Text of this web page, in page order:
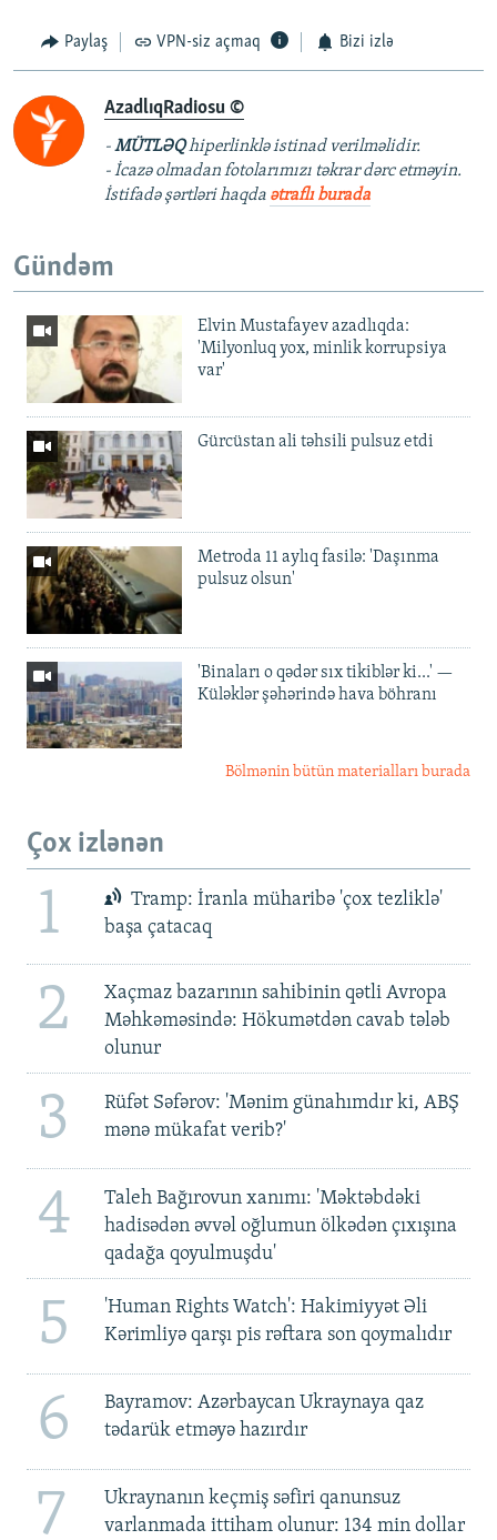
Paylaş VPN-siz açmaq Bizi izlə
AzadlıqRadiosu ©
-MÜTLƏQhiperlinklə istinad verilməlidir.
- İcazə olmadan fotolarımızı təkrar dərc etməyin.
İstifadə şərtləri haqda ətraflı burada
Gündəm
Elvin Mustafayev azadlıqda:
'Milyonluq yox, minlik korrupsiya
var'
Gürcüstan ali təhsili pulsuz etdi
Metroda 11 aylıq fasilə: 'Daşınma
pulsuz olsun'
'Binaları o qədər sıx tikiblər ki...' —
Küləklər şəhərində hava böhranı
Bölmənin bütün materialları burada
Çox izlənən
1
Tramp: İranla müharibə 'çox tezliklə'
başa çatacaq
2
Xaçmaz bazarının sahibinin qətli Avropa
Məhkəməsində: Hökumətdən cavab tələb
olunur
3
Rüfət Səfərov: 'Mənim günahımdır ki, ABŞ
mənə mükafat verib?'
4
Taleh Bağırovun xanımı: 'Məktəbdəki
hadisədən əvvəl oğlumun ölkədən çıxışına
qadağa qoyulmuşdu'
5
'Human Rights Watch': Hakimiyyət Əli
Kərimliyə qarşı pis rəftara son qoymalıdır
6
Bayramov: Azərbaycan Ukraynaya qaz
tədarük etməyə hazırdır
7
Ukraynanın keçmiş səfiri qanunsuz
varlanmada ittiham olunur: 134 min dollar